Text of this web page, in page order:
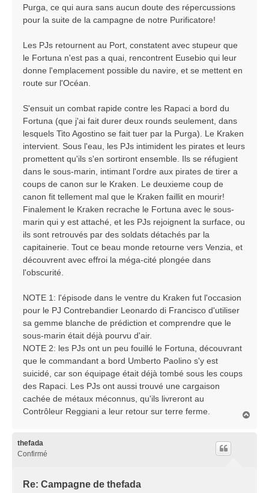
Purga, ce qui aura sans aucun doute des répercussions
pour la suite de la campagne de notre Purificatore!
Les PJs retournent au Port, constatent avec stupeur que
le Fortuna n'est pas a quai, rencontrent Eusebio qui leur
donne l'emplacement possible du navire, et se mettent en
route sur l'Océan.
S'ensuit un combat rapide contre les Rapaci a bord du
Fortuna (que j'ai fait durer deux rounds seulement, dans
lesquels Tito Agostino se fait tuer par la Purga). Le Kraken
intervient. Sous l'eau, les PJs intimident les pirates et leurs
promettent qu'ils s'en sortiront ensemble. Ils se réfugient
dans le sous-marin, intimant l'ordre aux pirates de tirer a
coups de canon sur le Kraken. Le deuxieme coup de
canon fit tellement mal que le Kraken faillit en mourir!
Finalement le Kraken recrache le Fortuna avec le sous-
marin qui y est attaché, et les PJs rejoignent la surface, ou
ils sont retrouvés par des soldats détachés par la
capitainerie. Tout ce beau monde retourne vers Venzia, et
découvrent avec effroi la méga-cité plongée dans
l'obscurité.
NOTE 1: l'épisode dans le ventre du Kraken fut l'occasion
pour le PJ Contrebandier Leonardo di Francisco d'utiliser
sa gemme blanche de prédiction et comprendre que le
sous-marin était déjà pourvu d'air.
NOTE 2: les PJs ont un peu fouillé le Fortuna, découvrant
que le commandant a bord Umberto Paolino s'y est
suicidé, car son équipage était déjà tombé sous les coups
des Rapaci. Les PJs ont aussi trouvé une cargaison
cachée de métaux méconnus, qu'ils livreront au
Contrôleur Reggiani a leur retour sur terre ferme.
thefada
Confirmé
Re: Campagne de thefada